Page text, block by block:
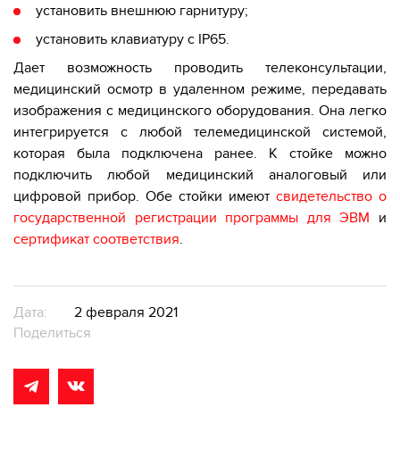
установить внешнюю гарнитуру;
установить клавиатуру с IP65.
Дает возможность проводить телеконсультации,
медицинский осмотр в удаленном режиме, передавать
изображения с медицинского оборудования. Она легко
интегрируется с любой телемедицинской системой,
которая была подключена ранее. К стойке можно
подключить любой медицинский аналоговый или
цифровой прибор. Обе стойки имеют свидетельство о
государственной регистрации программы для ЭВМ и
сертификат соответствия.
Дата:
2 февраля 2021
Поделиться